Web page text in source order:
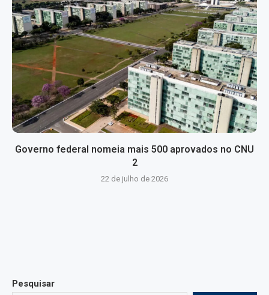
Governo federal nomeia mais 500 aprovados no CNU
2
22 de julho de 2026
Pesquisar